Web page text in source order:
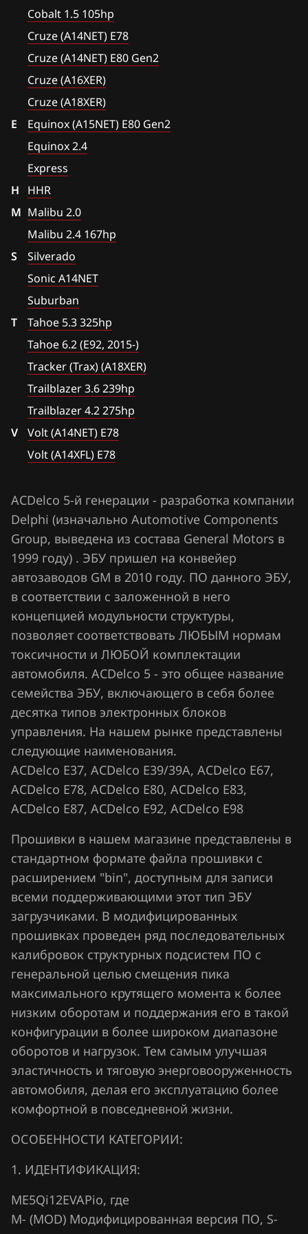
Chrysler
Citroen
Dacia
Daewoo
DAF
Derways
Dodge
Dongfeng
Exeed
Extreme moto
FAW
Fiat
Ford
Forthing
Foton
GAC
Geely
GMC
Great Wall
Groz
Haima
Haval
Hawtai
Honda
Hongqi
Hummer
Hyundai
Infiniti
Iran Khodro
Isuzu
JAC
Jaecoo
Jaguar
Jeep
Jetour
Kaiyi
King Long
KYC
Lancia
Land Rover
Lexus
Sirius D3x, D4x, D6x
Express
HHR
Malibu 2.0
Malibu 2.4 167hp
Silverado
Sonic A14NET
Suburban
Tahoe 5.3 325hp
Tahoe 6.2 (E92, 2015-)
Tracker (Trax) (A18XER)
Trailblazer 3.6 239hp
Trailblazer 4.2 275hp
Volt (A14NET) E78
Volt (A14XFL) E78
Cobalt 1.5 105hp
Cruze (A14NET) E78
Cruze (A14NET) E80 Gen2
Cruze (A16XER)
Cruze (A18XER)
E
Equinox (A15NET) E80 Gen2
Equinox 2.4
Express
H
HHR
M Malibu 2.0
Malibu 2.4 167hp
S
Silverado
Sonic A14NET
Suburban
T
Tahoe 5.3 325hp
Tahoe 6.2 (E92, 2015-)
Tracker (Trax) (A18XER)
Trailblazer 3.6 239hp
Trailblazer 4.2 275hp
V
Volt (A14NET) E78
Volt (A14XFL) E78
ACDelco 5-й генерации - разработка компании
Delphi (изначально Automotive Components
Group, выведена из состава General Motors в
1999 году) . ЭБУ пришел на конвейер
автозаводов GM в 2010 году. ПО данного ЭБУ,
в соответствии с заложенной в него
концепцией модульности структуры,
позволяет соответствовать ЛЮБЫМ нормам
токсичности и ЛЮБОЙ комплектации
автомобиля. ACDelco 5 - это общее название
семейства ЭБУ, включающего в себя более
десятка типов электронных блоков
управления. На нашем рынке представлены
следующие наименования.
ACDelco E37, ACDelco E39/39A, ACDelco E67,
ACDelco E78, ACDelco E80, ACDelco E83,
ACDelco E87, ACDelco E92, ACDelco E98
Прошивки в нашем магазине представлены в
стандартном формате файла прошивки с
расширением "bin", доступным для записи
всеми поддерживающими этот тип ЭБУ
загрузчиками. В модифицированных
прошивках проведен ряд последовательных
калибровок структурных подсистем ПО с
генеральной целью смещения пика
максимального крутящего момента к более
низким оборотам и поддержания его в такой
конфигурации в более широком диапазоне
оборотов и нагрузок. Тем самым улучшая
эластичность и тяговую энерговооруженность
автомобиля, делая его эксплуатацию более
комфортной в повседневной жизни.
ОСОБЕННОСТИ КАТЕГОРИИ:
1. ИДЕНТИФИКАЦИЯ:
ME5Qi12EVAPio, где
М- (MOD) Модифицированная версия ПО, S-